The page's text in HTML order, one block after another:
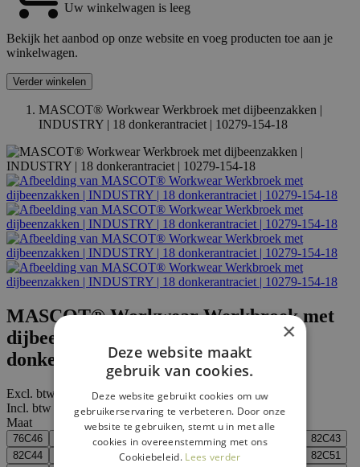
Uw winkelwagen is leeg
Bekijk het aanbod op onze website en voeg producten toe aan je
winkelwagen.
Verder winkelen
MASCOT® Workwear Werkbroek met dijbeenzakken |
INDUSTRY | 18 donkerantraciet | 10279-154-18
MASCOT® Workwear Werkbroek met
dijbeenzakken | INDUSTRY | 18
donkerantraciet | 10279-154-18
Excl. btw vanaf:€ 59 ,95
Incl. btw vanaf:€ 72,54
Maat
76C46 76C50 76C52 76C54 76C56
82C43
82C44
82C46 82C47 82C48 82C49
82C51
×
Deze website maakt
gebruik van cookies.
Deze website gebruikt cookies om uw
gebruikerservaring te verbeteren. Door onze
website te gebruiken, stemt u in met alle
cookies in overeenstemming met ons
Cookiebeleid. Lees verder